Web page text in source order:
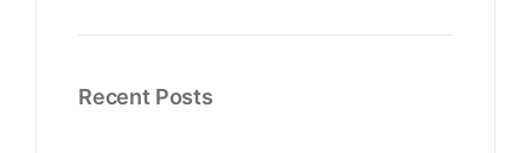
Recent Posts